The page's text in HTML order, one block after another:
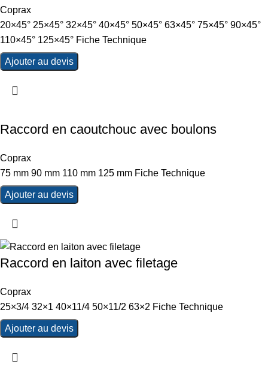
Coprax
20×45° 25×45° 32×45° 40×45° 50×45° 63×45° 75×45° 90×45°
110×45° 125×45° Fiche Technique
Ajouter au devis
Raccord en caoutchouc avec boulons
Coprax
75 mm 90 mm 110 mm 125 mm Fiche Technique
Ajouter au devis
Raccord en laiton avec filetage
Coprax
25×3/4 32×1 40×11/4 50×11/2 63×2 Fiche Technique
Ajouter au devis